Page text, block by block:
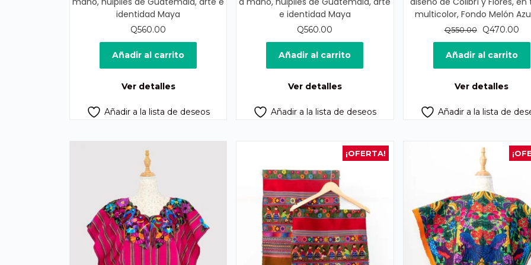
identidad Maya
Q560.00
Añadir al carrito
Ver detalles
Añadir a la lista de deseos
e identidad Maya
Q560.00
Añadir al carrito
Ver detalles
Añadir a la lista de deseos
multicolor, Fondo Melón
Q550.00
El
precio
original
era:
Q470.00El
es:
Añadir al carrito
Ver detalles
Añadir a la lista de
¡OFERTA!